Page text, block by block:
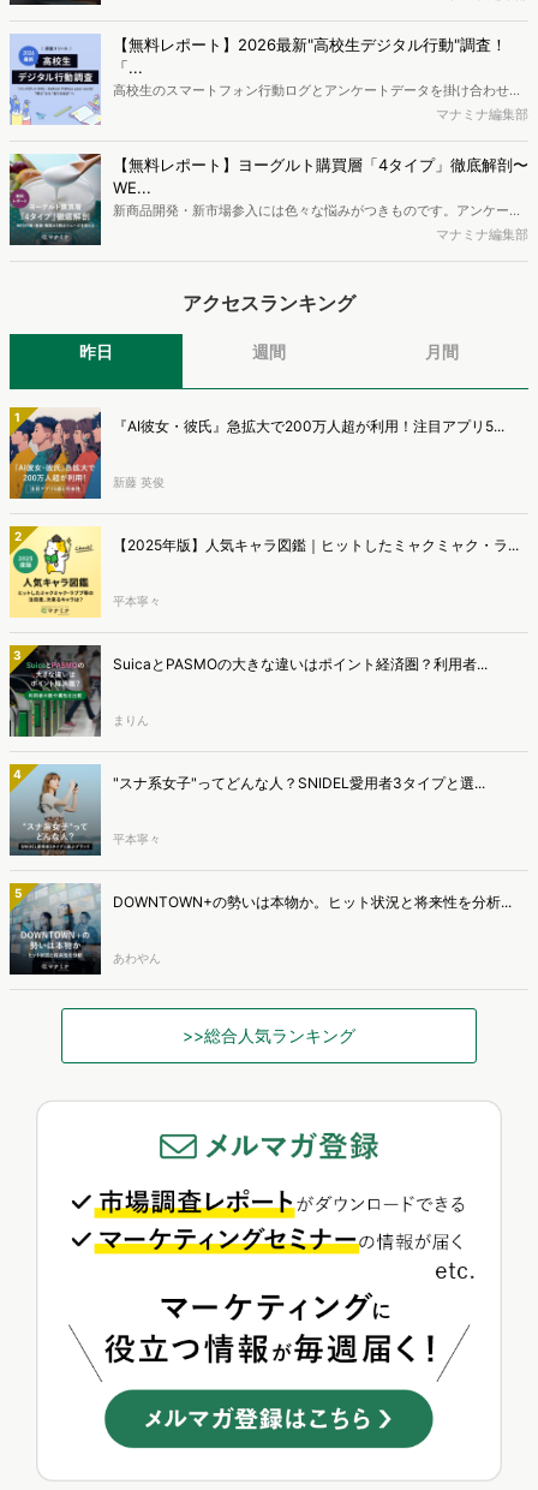
か、また、要因を理解した上で、成果に確実につながるコンテンツを
制作するにはどうするべきなのでしょうか。本レポートはこのような
疑問をお抱えのSEO・Webマーケティングご担当者様におすすめの内
容となっています。※本レポートは記事のフォームから無料でダウン
【無料レポート】2026最新"高校生デジタル行動"調査！
「...
高校生のスマートフォン行動ログとアンケートデータを掛け合わせ、
最新の若年層（高校生）におけるデジタル行動実態やSNSの利用傾向
ち、スマートフォンを取り巻く環境が成熟するなか、新興SNSの台頭
により高校生のデジタルライフスタイルは新たな変化を見せていま
す。※資料は記事内の入力フォームより、ダウンロードいただけま
マナミナ編集部
【無料レポート】ヨーグルト購買層「4タイプ」徹底解剖〜
WE...
新商品開発・新市場参入には色々な悩みがつきものです。アンケート
調査を実施しても、購買実態が不透明、新商品の受容性も判断しきれ
ようにして市場理解をしていけるのか、現状の既発商品のセグメント
す。新商品開発関連担当者様・マーケティング担当者様向け必見のレ
ウンロードできます。
マナミナ編集部
アクセスランキング
昨日 週間 月間
1 『AI彼女・彼氏』急拡大で200万人超が利用！注目アプリ5...
新藤 英俊
2 【2025年版】人気キャラ図鑑｜ヒットしたミャクミャク・ラ...
平本寧々
3 SuicaとPASMOの大きな違いはポイント経済圏？利用者...
まりん
4 "スナ系女子"ってどんな人？SNIDEL愛用者3タイプと選...
平本寧々
5 DOWNTOWN+の勢いは本物か。ヒット状況と将来性を分析...
あわやん
>>総合人気ランキング